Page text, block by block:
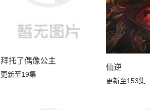
拜托了偶像公主
更新至19集
仙逆
更新至153集